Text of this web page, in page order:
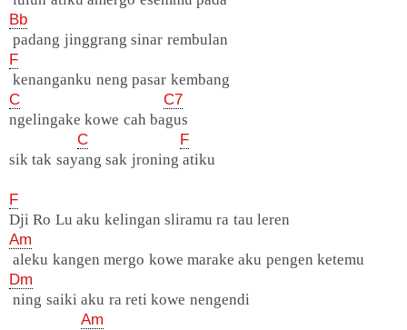
Bb
padang jinggrang sinar rembulan
F
kenanganku neng pasar kembang
C
C7
ngelingake kowe cah bagus
C
F
sik tak sayang sak jroning atiku
F
Dji Ro Lu aku kelingan sliramu ra tau leren
Am
aleku kangen mergo kowe marake aku pengen ketemu
Dm
ning saiki aku ra reti kowe nengendi
Am